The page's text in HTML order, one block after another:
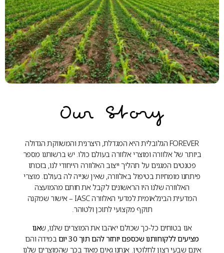
Our Story
FOREVER הגלובלית היא המגדלת, היצרנית והמשווקת הגדולה
ביותר של אלוורה ומוצרי אלוורה בעולם כולו. יש ברשותנו מספר
פטנטים המגנים על תהליך ייצוב האלוורה הייחודי לנו, בזכותו
פיתחנו מומחיות בטיפול באלוורה, שאין שנייה לה בעולם. מוצרי
האלוורה שלנו היו הראשונים לקבל את חותם מהמועצה
המדעית הבינלאומית למדעי האלוורה IASC – אישור שמקנה
תוקף מקצועי לתוכן ולטוהר.
אנו בטוחים כל-כך שכולם יאהבו את המוצרים שלנו, שאנו
מציעים ללקוחותנו שכספם יוחזר להם תוך 30 יום
במידה והם
אינם שבעי רצון לחלוטין. אנחנו גאים מאוד בכך שהמוצרים שלנו